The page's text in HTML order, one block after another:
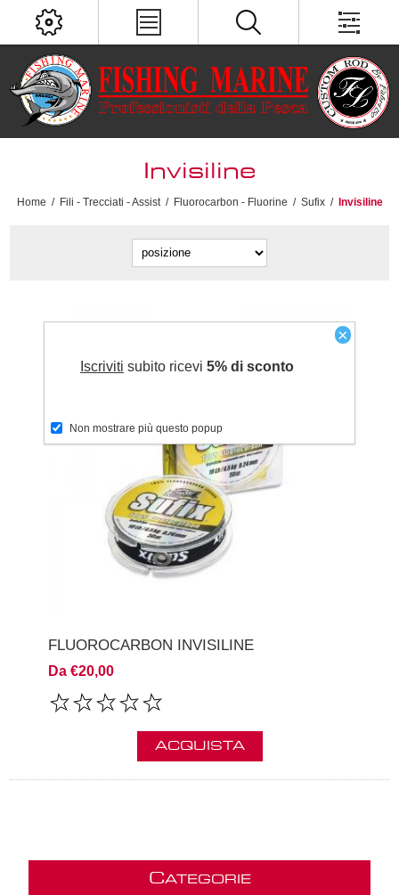
Invisiline
Home / Fili - Trecciati - Assist / Fluorocarbon - Fluorine / Sufix / Invisiline
FLUOROCARBON INVISILINE
Da €20,00
ACQUISTA
CATEGORIE
×
Iscriviti subito ricevi 5% di sconto
Non mostrare più questo popup